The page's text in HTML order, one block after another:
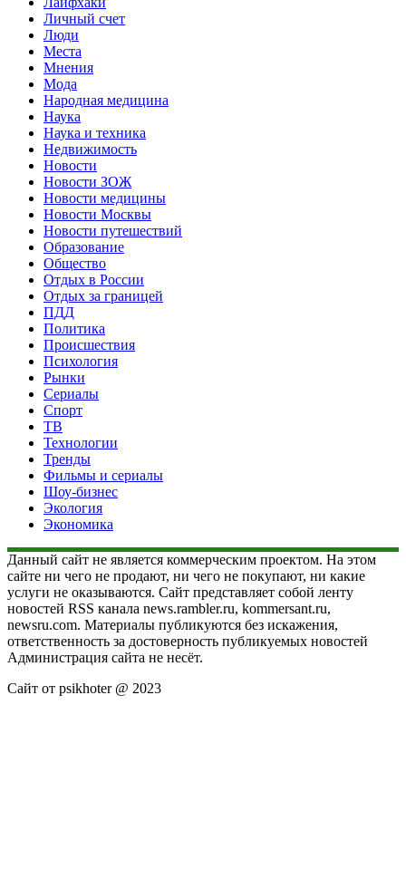
Личный счет
Люди
Места
Мнения
Мода
Народная медицина
Наука
Наука и техника
Недвижимость
Новости
Новости ЗОЖ
Новости медицины
Новости Москвы
Новости путешествий
Образование
Общество
Отдых в России
Отдых за границей
ПДД
Политика
Происшествия
Психология
Рынки
Сериалы
Спорт
ТВ
Технологии
Тренды
Фильмы и сериалы
Шоу-бизнес
Экология
Экономика
Данный сайт не является коммерческим проектом. На этом
сайте ни чего не продают, ни чего не покупают, ни какие
услуги не оказываются. Сайт представляет собой ленту
новостей RSS канала news.rambler.ru, kommersant.ru,
newsru.com. Материалы публикуются без искажения,
ответственность за достоверность публикуемых новостей
Администрация сайта не несёт.
Сайт от psikhoter @ 2023